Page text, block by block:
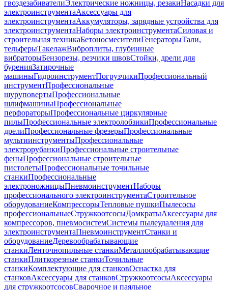
гвоздезабивателиЭлектрические ножницы, резакиНасадки для
электроинструментаАксессуары для
электроинструментаАккумуляторы, зарядные устройства для
электроинструментаНаборы электроинструментаСиловая и
строительная техникаБетоносмесителиГенераторыТали,
тельферыТакелажВиброплиты, глубинные
вибраторыБензорезы, резчики швовСтойки, дрели для
буренияЗатирочные
машиныГидроинструментПогрузчикиПрофессиональный
инструментПрофессиональные
шуруповертыПрофессиональные
шлифмашиныПрофессиональные
перфораторыПрофессиональные циркулярные
пилыПрофессиональные электролобзикиПрофессиональные
дрелиПрофессиональные фрезерыПрофессиональные
мультиинструментыПрофессиональные
электрорубанкиПрофессиональные строительные
феныПрофессиональные строительные
пистолетыПрофессиональные точильные
станкиПрофессиональные
электроножницыПневмоинструментНаборы
профессионального электроинструментаСтроительное
оборудованиеКомпрессорыТепловые пушкиПылесосы
профессиональныеСтружкоотсосыДомкратыАксессуары для
компрессоров, пневмосистемСистемы пылеудаления для
электроинструментаПневмоинструментСтанки и
оборудованиеДеревообрабатывающие
станкиЛенточнопильные станкиМеталлообрабатывающие
станкиПлиткорезные станкиТочильные
станкиКомплектующие для станковОснастка для
станковАксессуары для станковСтружкоотсосыАксессуары
для стружкоотсосовСварочное и паяльное